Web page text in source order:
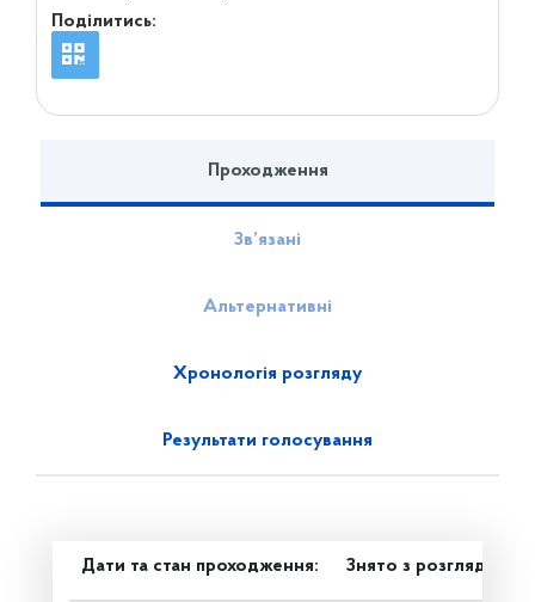
Поділитись:
Проходження
Зв’язані
Альтернативні
Хронологія розгляду
Результати голосування
Дати та стан проходження: Знято з розгляду